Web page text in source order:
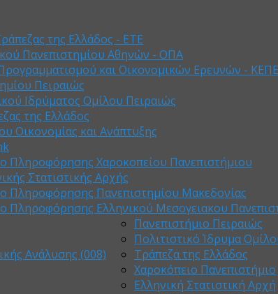
της Ελλάδος - ΕΤΕ
Πανεπιστημίου Αθηνών - ΟΠΑ
και Οικονομικών Ερευνών - ΚΕΠΕ
Πειραιώς
Ιδρύματος Ομίλου Πειραιώς
της Ελλάδος
Οικονομίας και Ανάπτυξης
Πληροφόρησης Χαροκοπείου Πανεπιστήμιου
Στατιστικής Αρχής
Πληροφόρησης Πανεπιστημίου Μακεδονίας
Πληροφόρησης Ελληνικού Μεσογειακου
Ανάλυσης (008)
Πανεπιστήμιο Πειραιώς
Πολιτιστικό Ίδρυμα
Τράπεζα της Ελλάδος
Χαροκόπειο Πανεπιστήμιο
Ελληνική Στατιστική Αρχή